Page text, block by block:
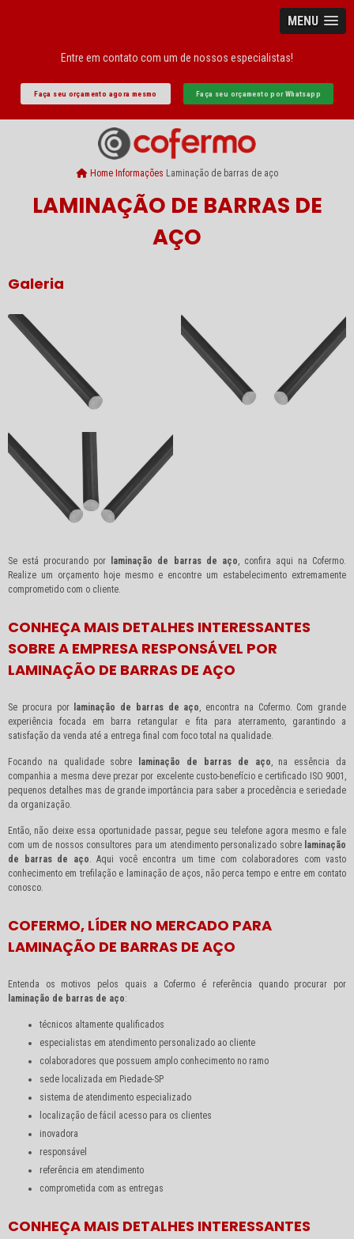
MENU
Entre em contato com um de nossos especialistas!
Faça seu orçamento agora mesmo Faça seu orçamento por Whatsapp
Home Informações Laminação de barras de aço
LAMINAÇÃO DE BARRAS DE
AÇO
Galeria
Se está procurando por laminação de barras de aço, confira aqui na Cofermo.
Realize um orçamento hoje mesmo e encontre um estabelecimento extremamente
comprometido com o cliente.
CONHEÇA MAIS DETALHES INTERESSANTES
SOBRE A EMPRESA RESPONSÁVEL POR
LAMINAÇÃO DE BARRAS DE AÇO
Se procura por laminação de barras de aço, encontra na Cofermo. Com grande
experiência focada em barra retangular e fita para aterramento, garantindo a
satisfação da venda até a entrega final com foco total na qualidade.
Focando na qualidade sobre laminação de barras de aço, na essência da
companhia a mesma deve prezar por excelente custo-benefício e certificado ISO 9001,
pequenos detalhes mas de grande importância para saber a procedência e seriedade
da organização.
Então, não deixe essa oportunidade passar, pegue seu telefone agora mesmo e fale
com um de nossos consultores para um atendimento personalizado sobre laminação
de barras de aço. Aqui você encontra um time com colaboradores com vasto
conhecimento em trefilação e laminação de aços, não perca tempo e entre em contato
conosco.
COFERMO, LÍDER NO MERCADO PARA
LAMINAÇÃO DE BARRAS DE AÇO
Entenda os motivos pelos quais a Cofermo é referência quando procurar por
laminação de barras de aço:
técnicos altamente qualificados
especialistas em atendimento personalizado ao cliente
colaboradores que possuem amplo conhecimento no ramo
sede localizada em Piedade-SP
sistema de atendimento especializado
localização de fácil acesso para os clientes
inovadora
responsável
referência em atendimento
comprometida com as entregas
CONHEÇA MAIS DETALHES INTERESSANTES